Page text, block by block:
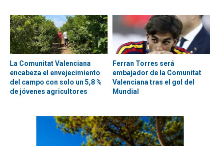
La Comunitat Valenciana
encabeza el envejecimiento
del campo con solo un 5,8 %
de jóvenes agricultores
Ferran Torres será
embajador de la Comunitat
Valenciana tras el gol del
Mundial